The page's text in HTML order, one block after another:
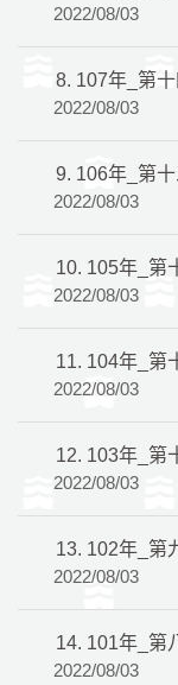
2022/08/03
8. 107年_第
2022/08/03
9. 106年_第
2022/08/03
10. 105年_第
2022/08/03
11. 104年_第
2022/08/03
12. 103年_第
2022/08/03
13. 102年_第
2022/08/03
14. 101年_第
2022/08/03